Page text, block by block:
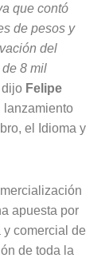
que contó
de pesos y
del
8 mil
dijo Felipe
lanzamiento
el Idioma y
apuesta por
y comercial de
de toda la